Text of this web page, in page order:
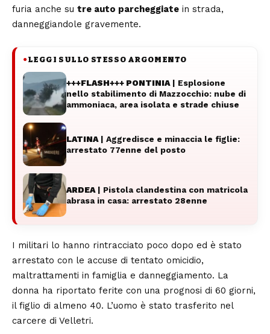
furia anche su tre auto parcheggiate in strada,
danneggiandole gravemente.
●LEGGI SULLO STESSO ARGOMENTO
+++FLASH+++ PONTINIA | Esplosione
nello stabilimento di Mazzocchio: nube di
ammoniaca, area isolata e strade chiuse
LATINA | Aggredisce e minaccia le figlie:
arrestato 77enne del posto
ARDEA | Pistola clandestina con matricola
abrasa in casa: arrestato 28enne
I militari lo hanno rintracciato poco dopo ed è stato
arrestato con le accuse di tentato omicidio,
maltrattamenti in famiglia e danneggiamento. La
donna ha riportato ferite con una prognosi di 60 giorni,
il figlio di almeno 40. L’uomo è stato trasferito nel
carcere di Velletri.